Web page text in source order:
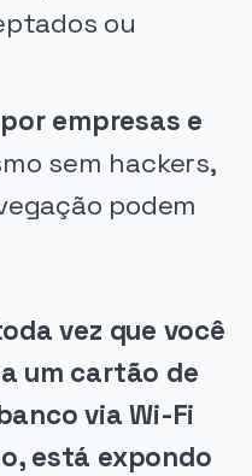
ou
empresas e
sem hackers,
podem
vez que você
um cartão de
via Wi-Fi
está expondo